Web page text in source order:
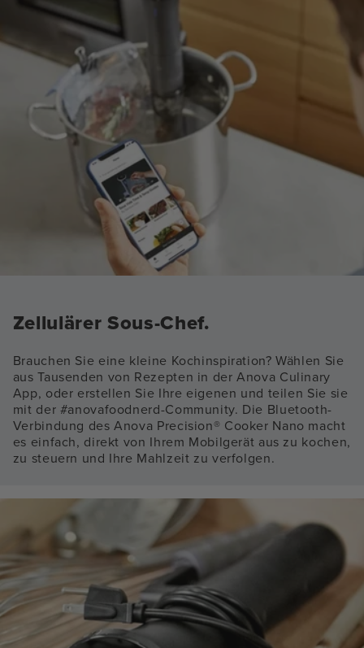
Zellulärer Sous-Chef.
Brauchen Sie eine kleine Kochinspiration? Wählen Sie
aus Tausenden von Rezepten in der Anova Culinary
App, oder erstellen Sie Ihre eigenen und teilen Sie sie
mit der #anovafoodnerd-Community. Die Bluetooth-
Verbindung des Anova Precision® Cooker Nano macht
es einfach, direkt von Ihrem Mobilgerät aus zu kochen,
zu steuern und Ihre Mahlzeit zu verfolgen.